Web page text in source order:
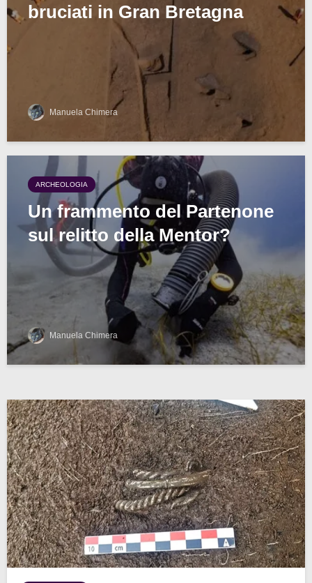
bruciati in Gran Bretagna
Manuela Chimera
ARCHEOLOGIA
Un frammento del Partenone
sul relitto della Mentor?
Manuela Chimera